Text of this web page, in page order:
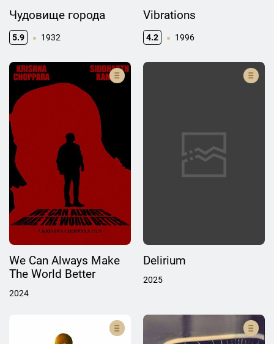
Чудовище города
5.9 1932
Vibrations
4.2 1996
We Can Always Make
The World Better
2024
Delirium
2025